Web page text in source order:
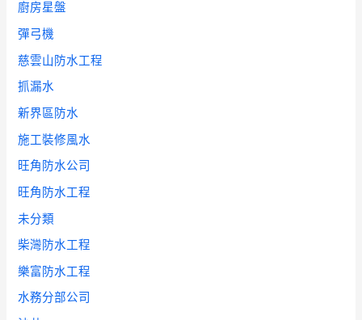
廚房星盤
彈弓機
慈雲山防水工程
抓漏水
新界區防水
施工裝修風水
旺角防水公司
旺角防水工程
未分類
柴灣防水工程
樂富防水工程
水務分部公司